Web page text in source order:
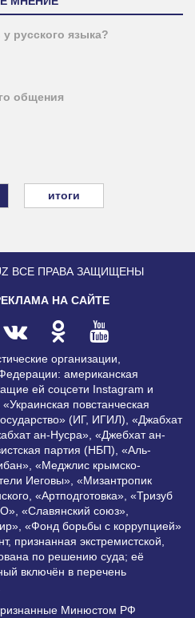
русского языка?
общения
итоги
ВСЕ ПРАВА ЗАЩИЩЕНЫ
НА САЙТЕ
организации,
американская
ей соцсети Instagram и
повстанческая
(ИГ, ИГИЛ), «Джабхат
ан-Нусра», «Джебхат ан-
партия (НБП), «Аль-
«Меджлис крымско-
Иеговы», «Мизантропик
«Артподготовка», «Тризуб
«Славянский союз»,
«Фонд борьбы с коррупцией»
признанная экстремистской,
по решению суда; её
включён в перечень
Минюстом РФ